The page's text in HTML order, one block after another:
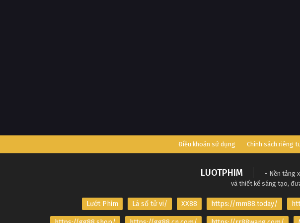
Điều khoản sử dụng Chính sách riêng
LUOTPHIM
- Nền tảng
và thiết kế sáng tạo,
Lướt Phim Lá số tử vi/ XX88 https://mm88.today/